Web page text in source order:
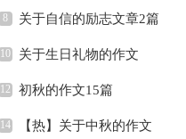
关于自信的励志文章2篇
关于生日礼物的作文
【精】初秋的作文15篇
【热】关于中秋的作文